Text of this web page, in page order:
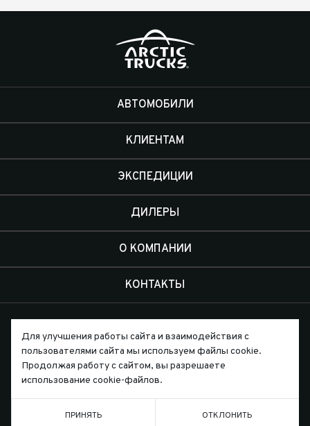
АВТОМОБИЛИ
КЛИЕНТАМ
ЭКСПЕДИЦИИ
ДИЛЕРЫ
О КОМПАНИИ
КОНТАКТЫ
Письмо директору
ТЕЛЕФОН
Для улучшения работы сайта и взаимодействия с
пользователями сайта мы используем файлы cookie.
Продолжая работу с сайтом, вы разрешаете
использование cookie-файлов.
ПРИНЯТЬ ОТКЛОНИТЬ